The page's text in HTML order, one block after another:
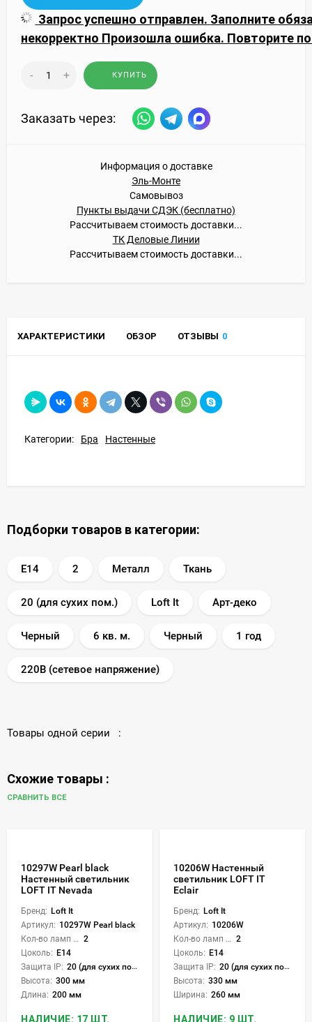
Запрос успешно отправлен. Заполните
некорректно Произошла ошибка. Повторите
- + КУПИТЬ
Заказать через:
Информация о доставке
Эль-Монте
Самовывоз
Пункты выдачи СДЭК (бесплатно)
Рассчитываем стоимость доставки...
ТК Деловые Линии
Рассчитываем стоимость доставки...
ХАРАКТЕРИСТИКИ ОБЗОР ОТЗЫВЫ 0
Категории: Бра Настенные
Подборки товаров в категории:
E14 2 Металл Ткань
20 (для сухих пом.) Loft It Арт-деко
Черный 6 кв. м. Черный 1 год
220В (сетевое напряжение)
Товары одной серии :
Схожие товары :
СРАВНИТЬ ВСЕ
10297W Pearl black
Настенный светильник
LOFT IT Nevada
Бренд: Loft It
Артикул: 10297W Pearl black
Кол-во ламп или LED: 2
Цоколь: E14
Защита IP: 20 (для сухих пом.)
Высота: 300 мм
Длина: 200 мм
НАЛИЧИЕ: 17 ШТ.
10206W Настенный
светильник LOFT IT
Eclair
Бренд: Loft It
Артикул: 10206W
Кол-во ламп или LED: 2
Цоколь: E14
Защита IP: 20 (для сухих пом.)
Высота: 330 мм
Ширина: 260 мм
НАЛИЧИЕ: 9 ШТ.